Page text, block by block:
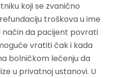
koji se zvanično
troškova u ime
način da pacijent povrati
vratiti čak i kada
bolničkom lečenju da
u privatnoj ustanovi. U